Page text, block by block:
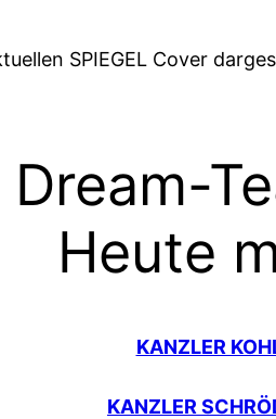
SPIEGEL Cover
Dream-
Heute
KANZLER
KANZLER